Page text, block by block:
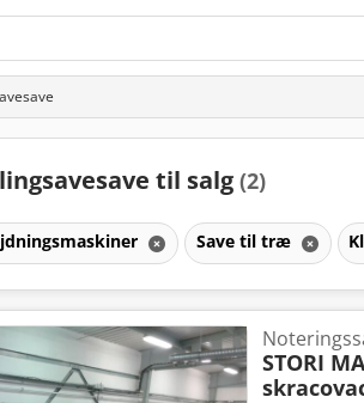
til salg (2)
Save til træ
STORI